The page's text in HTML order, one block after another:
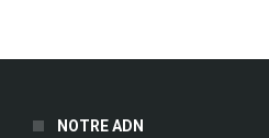
NOTRE ADN